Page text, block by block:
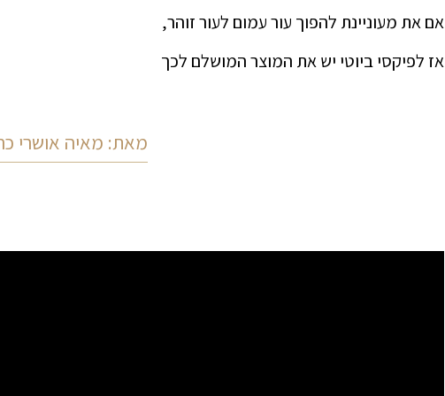
אם את מעוניינת להפוך עור עמום לעור זוהר,
אז לפיקסי ביוטי יש את המוצר המושלם לכך
מאת: מאיה אושרי